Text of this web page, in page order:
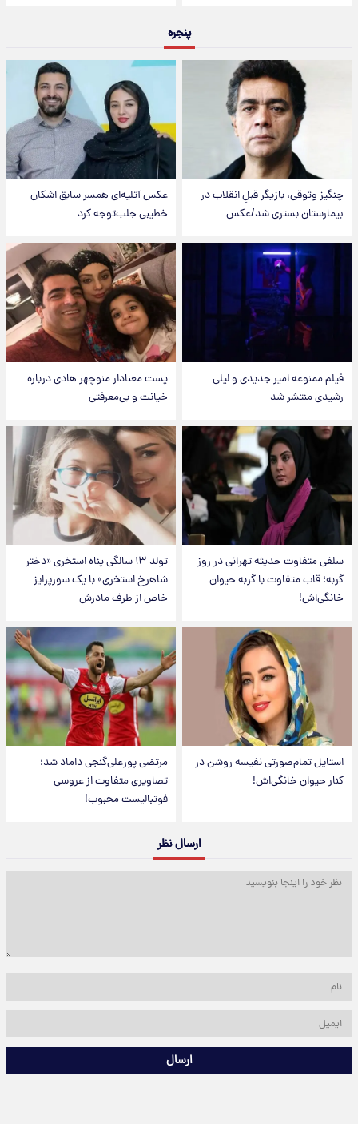
پنجره
چنگیز وثوقی، بازیگر قبلِ انقلاب در
بیمارستان بستری شد/عکس
عکس‌ آتلیه‌ای همسر سابق اشکان
خطیبی جلب‌توجه کرد
فیلم ممنوعه امیر جدیدی و لیلی
رشیدی منتشر شد
پست معنادار منوچهر هادی درباره
خیانت و بی‌معرفتی
سلفی متفاوت حدیثه تهرانی در روز
گربه؛ قاب متفاوت با گربه حیوان
خانگی‌اش!
تولد ۱۳ سالگی پناه استخری «دختر
شاهرخ استخری» با یک سورپرایز
خاص از طرف مادرش
استایل تمام‌صورتی نفیسه روشن در
کنار حیوان خانگی‌اش!
مرتضی پورعلی‌گنجی داماد شد؛
تصاویری متفاوت از عروسی
فوتبالیست محبوب!
ارسال نظر
ارسال